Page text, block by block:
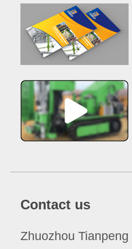
Contact us
Zhuozhou